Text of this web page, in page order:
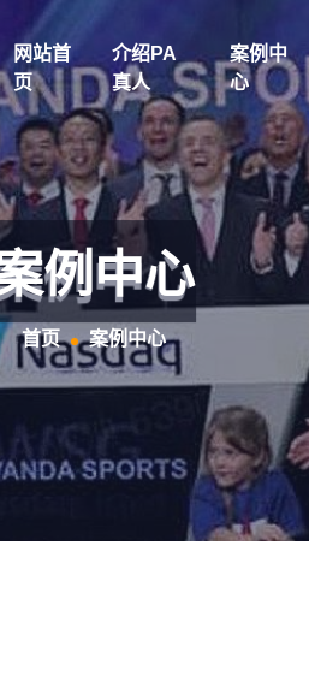
网站首
页
介绍PA
真人
案例中
心
例中心
首页 案例中心